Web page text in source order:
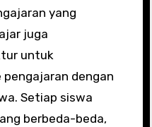
yang
juga
untuk
dengan
Setiap siswa
berbeda-beda,